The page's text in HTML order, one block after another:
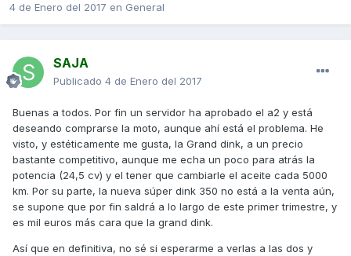
4 de Enero del 2017 en General
SAJA
Publicado 4 de Enero del 2017
Buenas a todos. Por fin un servidor ha aprobado el a2 y está
deseando comprarse la moto, aunque ahí está el problema. He
visto, y estéticamente me gusta, la Grand dink, a un precio
bastante competitivo, aunque me echa un poco para atrás la
potencia (24,5 cv) y el tener que cambiarle el aceite cada 5000
km. Por su parte, la nueva súper dink 350 no está a la venta aún,
se supone que por fin saldrá a lo largo de este primer trimestre, y
es mil euros más cara que la grand dink.
Así que en definitiva, no sé si esperarme a verlas a las dos y